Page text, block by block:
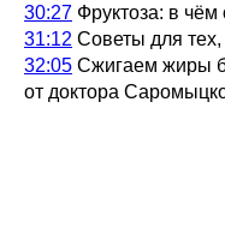
30:27 Фруктоза: в чём
31:12 Советы для тех,
32:05 Сжигаем жиры
от доктора